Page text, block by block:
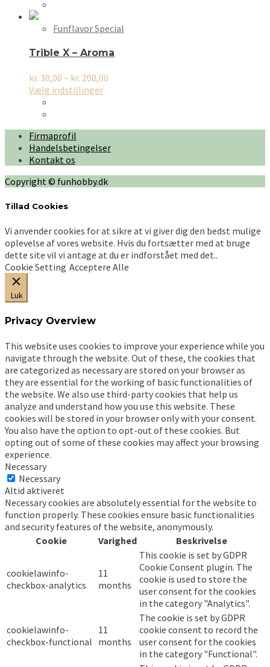
varianter.
kan
på
varesiden
Funflavor Special
Trible X – Aroma
kr. 30,00 – kr. 200,00
Vælg indstillingerDette
Mulighederne
vælges
på
Firmaprofil
Handelsbetingelser
Kontakt os
Copyright © funhobby.dk
Tillad Cookies
Vi anvender cookies for at sikre at vi giver dig den bedst mulige
oplevelse af vores website. Hvis du fortsætter med at bruge
dette site vil vi antage at du er indforstået med det..
Cookie Setting Acceptere Alle
Luk
Privacy Overview
This website uses cookies to improve your experience while you
navigate through the website. Out of these, the cookies that
are categorized as necessary are stored on your browser as
they are essential for the working of basic functionalities of
the website. We also use third-party cookies that help us
analyze and understand how you use this website. These
cookies will be stored in your browser only with your consent.
You also have the option to opt-out of these cookies. But
opting out of some of these cookies may affect your browsing
experience.
Necessary
Necessary
Altid aktiveret
Necessary cookies are absolutely essential for the website to
function properly. These cookies ensure basic functionalities
and security features of the website, anonymously.
Cookie
Varighed Beskrivelse
cookielawinfo-
checkbox-analytics
11
months
This cookie is set by GDPR
Cookie Consent plugin. The
cookie is used to store the
user consent for the cookies
in the category "Analytics".
cookielawinfo-
checkbox-functional
11
months
The cookie is set by GDPR
cookie consent to record the
user consent for the cookies
in the category "Functional".